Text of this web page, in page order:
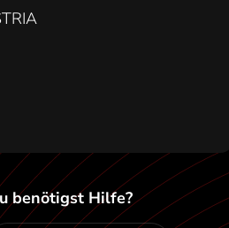
benötigst Hilfe?